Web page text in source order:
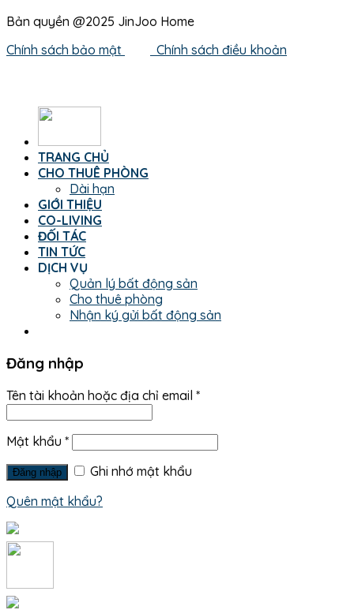
Bản quyền @2025 JinJoo Home
Chính sách bảo mật
Chính sách điều khoản
TRANG CHỦ
CHO THUÊ PHÒNG
Dài hạn
GIỚI THIỆU
CO-LIVING
ĐỐI TÁC
TIN TỨC
DỊCH VỤ
Quản lý bất động sản
Cho thuê phòng
Nhận ký gửi bất động sản
Đăng nhập
Tên tài khoản hoặc địa chỉ email *
Mật khẩu *
Đăng nhập
Ghi nhớ mật khẩu
Quên mật khẩu?